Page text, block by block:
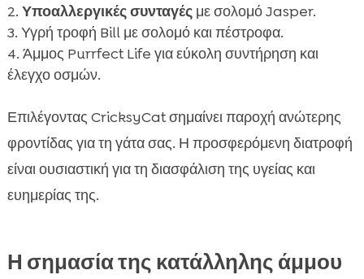
Υποαλλεργικές συνταγέςμε σολομό Jasper.
Υγρή τροφή Bill με σολομό και πέστροφα.
Άμμος Purrfect Life για εύκολη συντήρηση και
έλεγχο οσμών.
Επιλέγοντας CricksyCat σημαίνει παροχή ανώτερης
φροντίδας για τη γάτα σας. Η προσφερόμενη διατροφή
είναι ουσιαστική για τη διασφάλιση της υγείας και
ευημερίας της.
Η σημασία της κατάλληλης άμμου